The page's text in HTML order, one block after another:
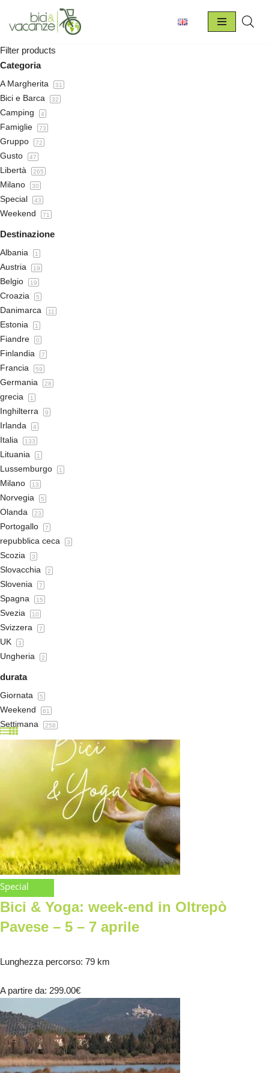
Vai
al
contenuto
Filter products
Categoria
A Margherita 31
Bici e Barca 32
Camping 4
Famiglie 73
Gruppo 72
Gusto 47
Libertà 265
Milano 30
Special 43
Weekend 71
Destinazione
Albania 1
Austria 19
Belgio 19
Croazia 5
Danimarca 11
Estonia 1
Fiandre 0
Finlandia 7
Francia 59
Germania 28
grecia 1
Inghilterra 9
Irlanda 4
Italia 133
Lituania 1
Lussemburgo 1
Milano 13
Norvegia 5
Olanda 23
Portogallo 7
repubblica ceca 3
Scozia 3
Slovacchia 2
Slovenia 7
Spagna 15
Svezia 10
Svizzera 7
UK 3
Ungheria 2
durata
Giornata 5
Weekend 61
Settimana 258
Special
Bici & Yoga: week-end in Oltrepò
Pavese – 5 – 7 aprile
Lunghezza percorso: 79 km
A partire da: 299.00€